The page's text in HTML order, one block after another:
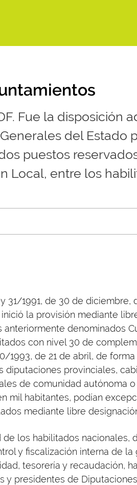
Fue la disposición
del Estado
puestos
Local, entre los
31/1991, de 30 de diciembre,
la provisión mediante
denominados
con nivel 30 de
1993, de 21 de abril, de
diputaciones provinciales,
de comunidad autónoma
mil habitantes, podían
mediante libre
los habilitados nacionales,
y fiscalización interna de
tesorería y recaudación,
y presidentes de